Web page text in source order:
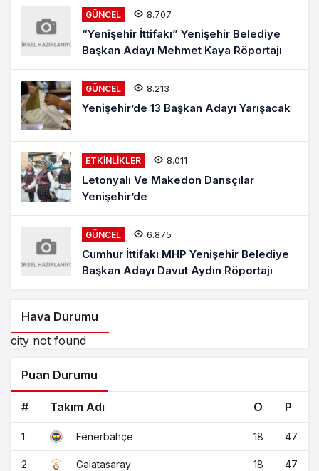
GÜNCEL 8.707
“Yenişehir İttifakı” Yenişehir Belediye
Başkan Adayı Mehmet Kaya Röportajı
GÜNCEL 8.213
Yenişehir’de 13 Başkan Adayı Yarışacak
ETKINLIKLER 8.011
Letonyalı Ve Makedon Dansçılar
Yenişehir’de
GÜNCEL 6.875
Cumhur İttifakı MHP Yenişehir Belediye
Başkan Adayı Davut Aydın Röportajı
Hava Durumu
city not found
Puan Durumu
# Takım Adı O P
1 Fenerbahçe 18 47
2 Galatasaray 18 47